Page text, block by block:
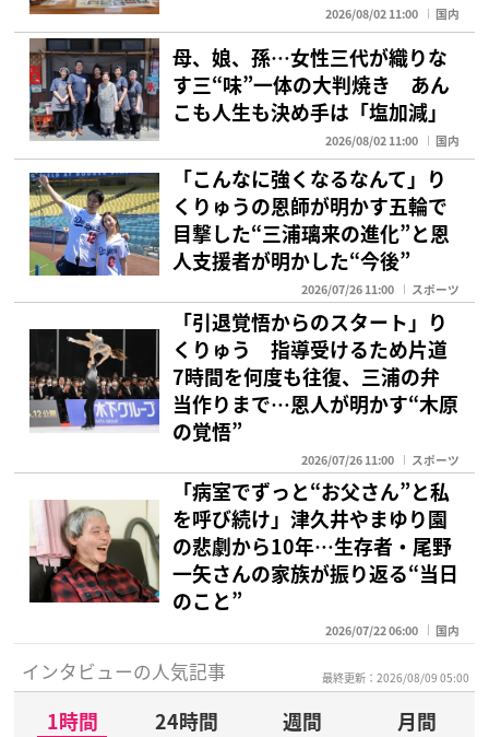
2026/08/02 11:00 国内
母、娘、孫…女性三代が織りな
す三“味”一体の大判焼き あん
こも人生も決め手は「塩加減」
2026/08/02 11:00 国内
「こんなに強くなるなんて」り
くりゅうの恩師が明かす五輪で
目撃した“三浦璃来の進化”と恩
人支援者が明かした“今後”
2026/07/26 11:00 スポーツ
「引退覚悟からのスタート」り
くりゅう 指導受けるため片道
7時間を何度も往復、三浦の弁
当作りまで…恩人が明かす“木原
の覚悟”
2026/07/26 11:00 スポーツ
「病室でずっと“お父さん”と私
を呼び続け」津久井やまゆり園
の悲劇から10年…生存者・尾野
一矢さんの家族が振り返る“当日
のこと”
2026/07/22 06:00 国内
インタビューの人気記事 最終更新：2026/08/09 05:00
1時間 24時間 週間
月間